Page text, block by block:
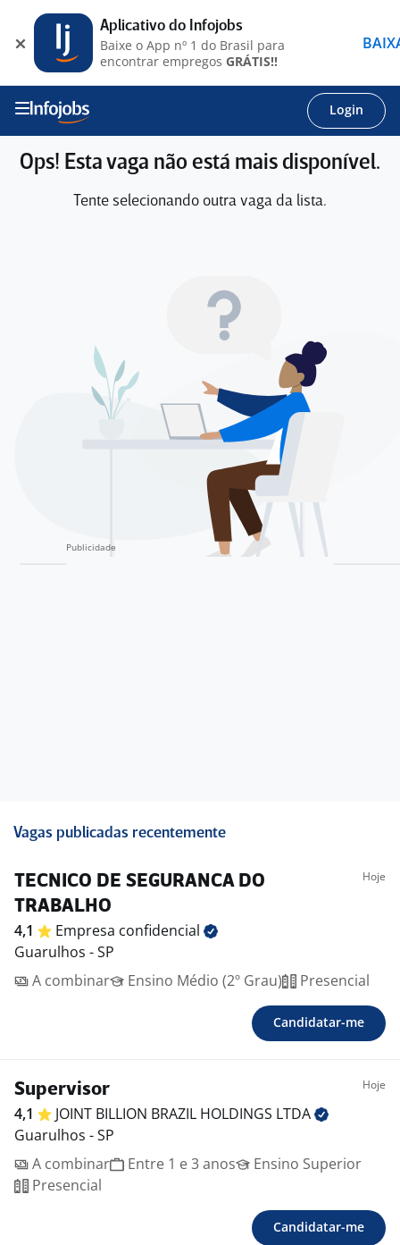
Login
Ops! Esta vaga não está mais disponível.
Tente selecionando outra vaga da lista.
Vagas publicadas recentemente
TECNICO DE SEGURANCA DO
TRABALHO
Hoje
4,1 Empresa confidencial
Guarulhos - SP
A combinar
Ensino Médio (2º Grau) Presencial
Candidatar-me
Supervisor Hoje
4,1 JOINT BILLION BRAZIL HOLDINGS LTDA
Guarulhos - SP
A combinar
Entre 1 e 3 anos
Ensino Superior
Presencial
Candidatar-me
Aplicativo do Infojobs
Baixe o App nº 1 do Brasil para
encontrar empregos GRÁTIS!!